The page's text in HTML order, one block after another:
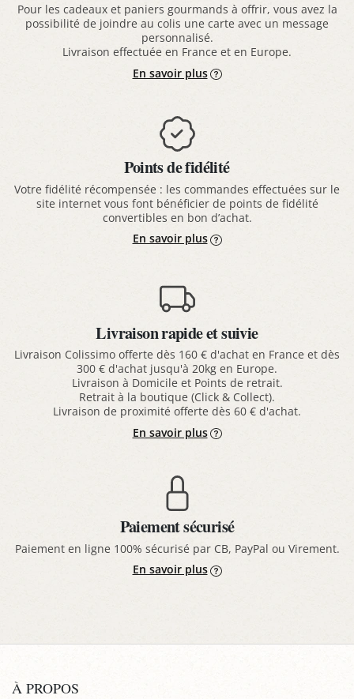
Pour les cadeaux et paniers gourmands à offrir, vous avez la
possibilité de joindre au colis une carte avec un message
personnalisé.
Livraison effectuée en France et en Europe.
En savoir plus
Points de fidélité
Votre fidélité récompensée : les commandes effectuées sur le
site internet vous font bénéficier de points de fidélité
convertibles en bon d’achat.
En savoir plus
Livraison rapide et suivie
Livraison Colissimo offerte dès 160 € d'achat en France et dès
300 € d'achat jusqu'à 20kg en Europe.
Livraison à Domicile et Points de retrait.
Retrait à la boutique (Click & Collect).
Livraison de proximité offerte dès 60 € d'achat.
En savoir plus
Paiement sécurisé
Paiement en ligne 100% sécurisé par CB, PayPal ou Virement.
En savoir plus
À PROPOS